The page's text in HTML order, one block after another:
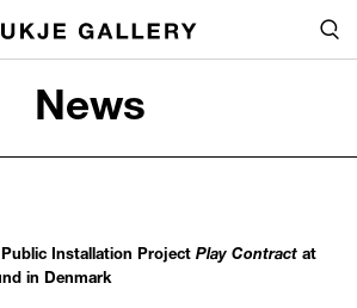
Button
News
Installation ProjectPlay Contractat
in Denmark